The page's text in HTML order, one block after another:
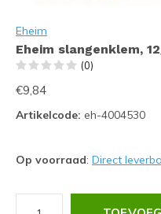
Eheim
Eheim slangenklem,
(0)
€9,84
Artikelcode: eh-4004530
Op voorraad: Direct